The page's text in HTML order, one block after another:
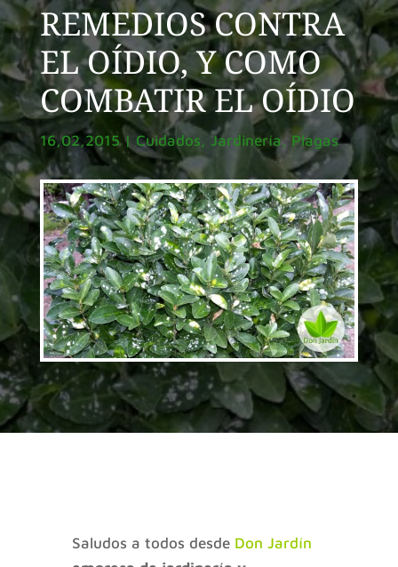
REMEDIOS CONTRA
EL OÍDIO, Y COMO
COMBATIR EL OÍDIO
16,02,2015| Cuidados , Jardinería, Plagas
Saludos a todos desde Don Jardín